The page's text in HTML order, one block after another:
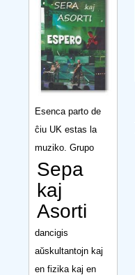
Esenca parto de
ĉiu UK estas la
muziko. Grupo
Sepa
kaj
Asorti
dancigis
aŭskultantojn kaj
en fizika kaj en